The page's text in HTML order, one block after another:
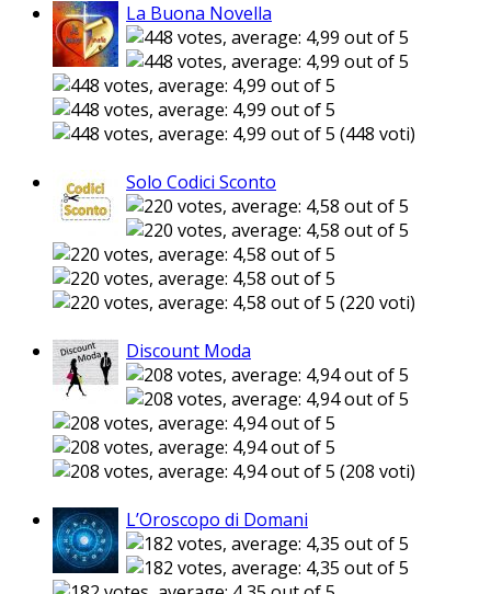
La Buona Novella
(448 voti)
Solo Codici Sconto
(220 voti)
Discount Moda
(208 voti)
L’Oroscopo di Domani